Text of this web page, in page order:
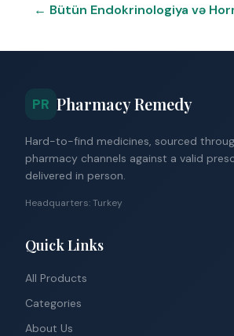
← Bütün Endokrinologiya və
PR Pharmacy Remedy
Hard-to-find medicines, sourced
pharmacy channels against a valid
delivered in person.
Headquarters: Turkey
Quick Links
All Products
Categories
About Us